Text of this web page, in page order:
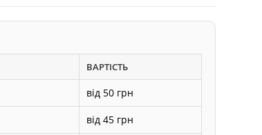
ВАРТІСТЬ
від 50 грн
від 45 грн